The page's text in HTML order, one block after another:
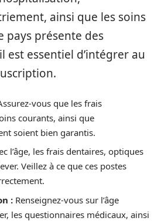
ainsi que les soins
pays présente des
est essentiel d’intégrer au
vous que les frais
courants, ainsi que
soient bien garantis.
l’âge, les frais dentaires, optiques
Veillez à ce que ces postes
: Renseignez-vous sur l’âge
les questionnaires médicaux, ainsi